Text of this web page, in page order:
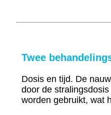
Twee
Dosis en tijd. De
door de
worden gebruikt, wat